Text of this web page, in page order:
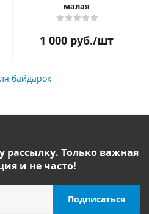
малая
1 000руб./шт
байдарок
Только важная
и не часто!